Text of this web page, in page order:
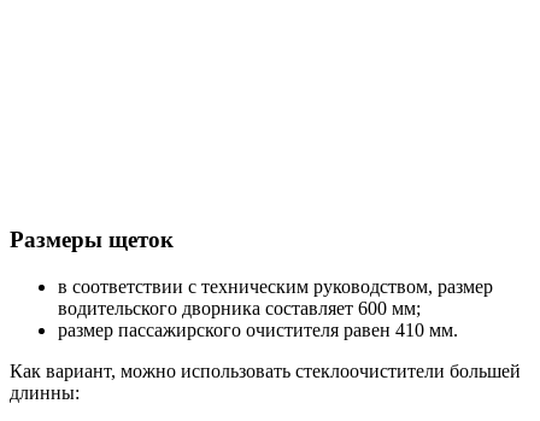
Размеры щеток
в соответствии с техническим руководством, размер
водительского дворника составляет 600 мм;
размер пассажирского очистителя равен 410 мм.
Как вариант, можно использовать стеклоочистители большей
длинны: